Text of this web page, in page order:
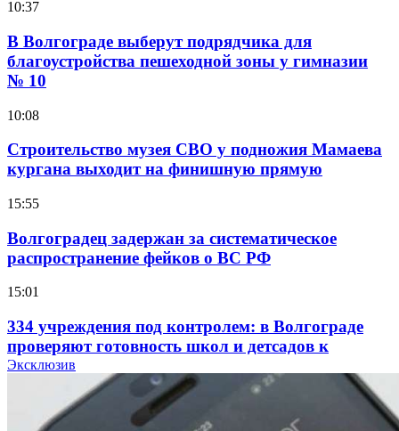
10:37
В Волгограде выберут подрядчика для
благоустройства пешеходной зоны у гимназии
№ 10
10:08
Строительство музея СВО у подножия Мамаева
кургана выходит на финишную прямую
15:55
Волгоградец задержан за систематическое
распространение фейков о ВС РФ
15:01
334 учреждения под контролем: в Волгограде
проверяют готовность школ и детсадов к
учебному году
Эксклюзив